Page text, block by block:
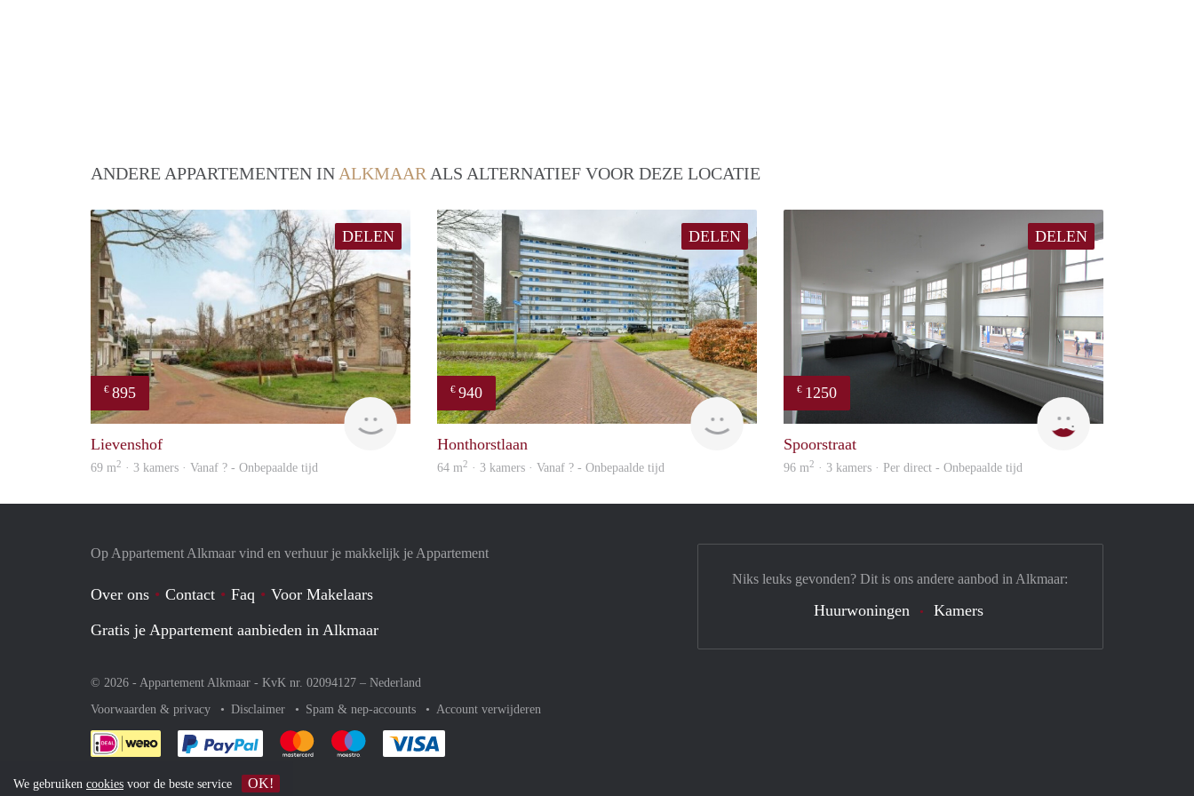
ANDERE APPARTEMENTEN IN ALKMAAR ALS ALTERNATIEF VOOR DEZE LOCATIE
DELEN
€ 895
rent
Lievenshof
69 m2 · 3 kamers · Vanaf ? - Onbepaalde tijd
DELEN
€ 940
Woning
Honthorstlaan
64 m2 · 3 kamers · Vanaf ? - Onbepaalde tijd
DELEN
€ 1250
Spoorstraat
96 m2 · 3 kamers · Per direct - Onbepaalde tijd
Op Appartement Alkmaar vind en verhuur je makkelijk je Appartement
Over ons Contact Faq
Voor Makelaars
Gratis je Appartement aanbieden in Alkmaar
© 2026 - Appartement Alkmaar - KvK nr. 02094127 – Nederland
Voorwaarden & privacy
Disclaimer Spam & nep-accounts Account verwijderen
Je rekent gemakkelijk af met Paypal
Je rekent gemakkelijk af met Mastercard
Je rekent gemakkelijk af met Meastro
Niks leuks gevonden? Dit is ons andere aanbod in Alkmaar:
Huurwoningen Kamers
We gebruiken cookies voor de beste service OK!